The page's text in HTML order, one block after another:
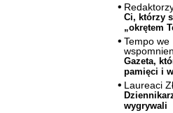
Ci, którzy
„okrętem
Tempo we
Gazeta,
pamięci i
Laureaci
wygrywali